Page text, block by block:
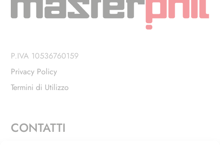
P.IVA 10536760159
Privacy Policy
Termini di Utilizzo
CONTATTI